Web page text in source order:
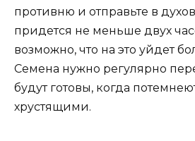
противню и отправьте в
придется не меньше двух
возможно, что на это уйдет
Семена нужно регулярно
будут готовы, когда
хрустящими.